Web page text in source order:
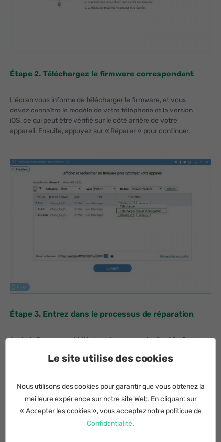
Étape 2. Téléchargez le firmware correspondant
L'écran vous informe de télécharger le firmware, et vous
devez connaître le modèle de votre téléphone et la version
iOS, ce qui peut être vérifié sur le côté arrière de votre
appareil. Ensuite, appuyez sur « Réparer » pour continuer.
Étape 3. Entrez dans le processus de réparation
Après le firmware est téléchargé avec succès, il est facile de
votre téléphone et ne l'utilisez pas.
Le site utilise des cookies
Nous utilisons des cookies pour garantir que vous obtenez la
meilleure expérience sur notre site Web. En cliquant sur
« Accepter les cookies », vous acceptez notre politique de
Confidentialité.